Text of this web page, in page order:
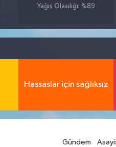
Yağış Olasılığı: %89
Hassaslar için sağlıksız
Gündem